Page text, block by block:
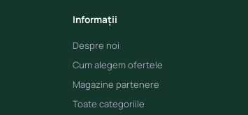
Informații
Despre noi
Cum alegem ofertele
Magazine partenere
Toate categoriile